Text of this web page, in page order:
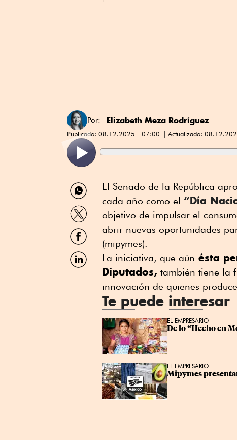
Por: Elizabeth Meza Rodríguez
Publicado: 08.12.2025 - 07:00 Actualizado:
Compartir
por
WhatsApp
Compartir
por
Twitter
Compartir
por
Facebook
Compartir
por
El Senado de la República
cada año como el “Día
objetivo de impulsar el
abrir nuevas oportunidades
(mipymes).
La iniciativa, que aún ésta
Diputados, también tiene la
innovación de quienes
Te puede interesar
EL EMPRESARIO
De lo “Hecho en
EL EMPRESARIO
Mipymes